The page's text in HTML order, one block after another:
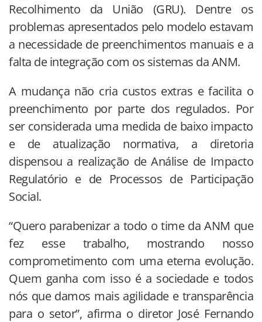
Recolhimento da União (GRU). Dentre os
problemas apresentados pelo modelo estavam
a necessidade de preenchimentos manuais e a
falta de integração com os sistemas da ANM.
A mudança não cria custos extras e facilita o
preenchimento por parte dos regulados. Por
ser considerada uma medida de baixo impacto
e de atualização normativa, a diretoria
dispensou a realização de Análise de Impacto
Regulatório e de Processos de Participação
Social.
“Quero parabenizar a todo o time da ANM que
fez esse trabalho, mostrando nosso
comprometimento com uma eterna evolução.
Quem ganha com isso é a sociedade e todos
nós que damos mais agilidade e transparência
para o setor”, afirma o diretor José Fernando